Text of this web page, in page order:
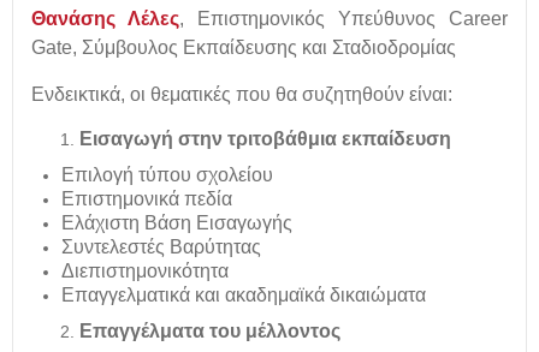
Θανάσης Λέλες, Επιστημονικός Υπεύθυνος Career
Gate, Σύμβουλος Εκπαίδευσης και Σταδιοδρομίας
Ενδεικτικά, οι θεματικές που θα συζητηθούν είναι:
Εισαγωγή στην τριτοβάθμια εκπαίδευση
Επιλογή τύπου σχολείου
Επιστημονικά πεδία
Ελάχιστη Βάση Εισαγωγής
Συντελεστές Βαρύτητας
Διεπιστημονικότητα
Επαγγελματικά και ακαδημαϊκά δικαιώματα
Επαγγέλματα του μέλλοντος